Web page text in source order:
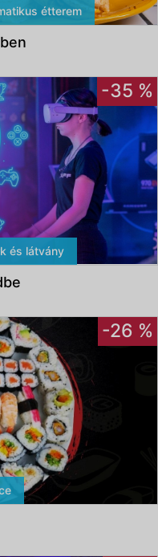
étterem
-35 %
és látvány
-26 %